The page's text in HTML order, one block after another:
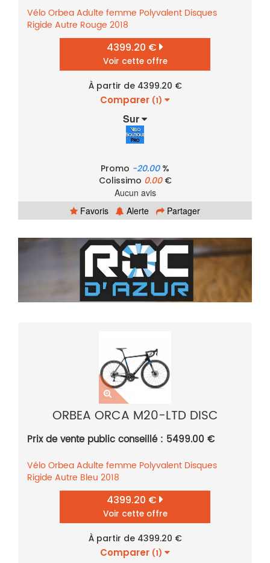
VéloOrbeaAdulte femme Polyvalent Disques
Rigide Autre Rouge 2018
4399.20 €
Voir cette offre
À partir de 4399.20 €
Comparer (1)
Sur
Promo -20.00%
Colissimo 0.00€
Aucun avis
Favoris
Alerte Partager
ORBEA ORCA M20-LTD DISC
Prix de vente public conseillé : 5499.00 €
VéloOrbeaAdulte femme Polyvalent Disques
Rigide Autre Bleu 2018
4399.20 €
Voir cette offre
À partir de 4399.20 €
Comparer (1)